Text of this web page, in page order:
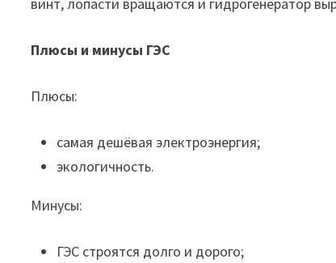
винт, лопасти вращаются и гидрогенератор
Плюсы и минусы ГЭС
Плюсы:
самая дешёвая электроэнергия;
экологичность.
Минусы:
ГЭС строятся долго и дорого;